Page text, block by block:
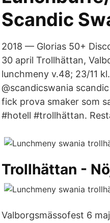
Scandic
2018 — Glorias 50+
30 april Trollhättan,
lunchmeny v.48; 23/11
@scandicswania
fick prova smaker som
#hotell #trollhättan.
Trollhättan -
Valborgsmässofest 6